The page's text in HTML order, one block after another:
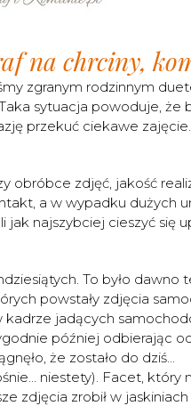
na chrciny,
zgranym rodzinnym
sytuacja powoduje, że
przekuć ciekawe
obróbce zdjęć, jakość
a w wypadku dużych
najszybciej cieszyć się
To było dawno
powstały zdjęcia
jadących
później odbierając
że zostało do dziś...
niestety). Facet, który
zdjęcia zrobił w